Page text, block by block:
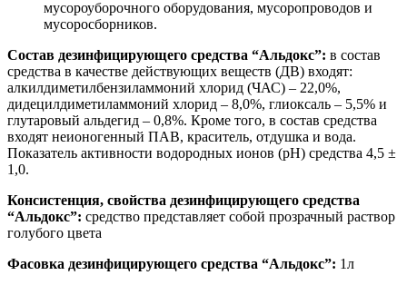
мусороуборочного оборудования, мусоропроводов и
мусоросборников.
Состав дезинфицирующего средства “Альдокс”: в состав
средства в качестве действующих веществ (ДВ) входят:
алкилдиметилбензиламмоний хлорид (ЧАС) – 22,0%,
дидецилдиметиламмоний хлорид – 8,0%, глиоксаль – 5,5% и
глутаровый альдегид – 0,8%. Кроме того, в состав средства
входят неионогенный ПАВ, краситель, отдушка и вода.
Показатель активности водородных ионов (рН) средства 4,5 ±
1,0.
Консистенция, свойства дезинфицирующего средства
“Альдокс”: средство представляет собой прозрачный раствор
голубого цвета
Фасовка дезинфицирующего средства “Альдокс”: 1л